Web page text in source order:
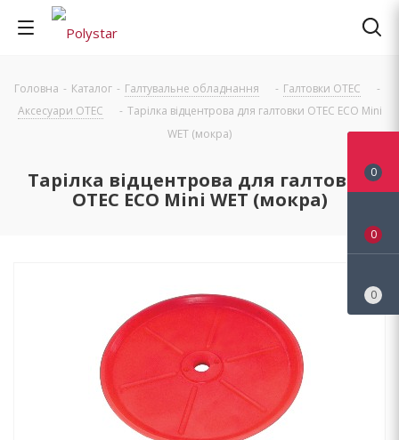
Головна - Каталог - Галтувальне обладнання - Галтовки OTEC
-
Аксесуари OTEC
- Тарілка відцентрова для галтовки OTEC ЕCО Mini
WET (мокра)
Тарілка відцентрова для галтовки
OTEC ЕCО Mini WET (мокра)
0
0
0